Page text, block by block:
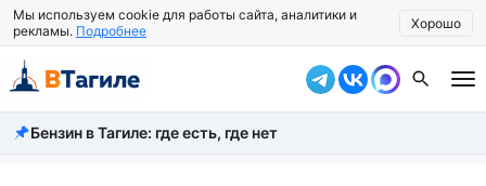
Мы используем cookie для работы сайта, аналитики и
рекламы. Подробнее Хорошо
Все новости
Бензин в Тагиле: где есть, где нет